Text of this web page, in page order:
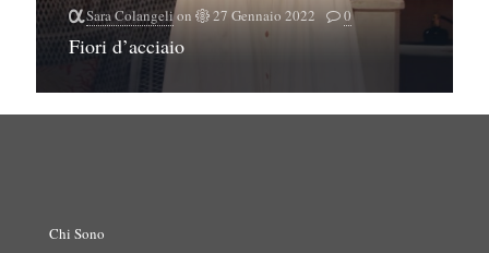
Sara Colangelion 27 Gennaio 2022 0
Fiori d’acciaio
Chi Sono